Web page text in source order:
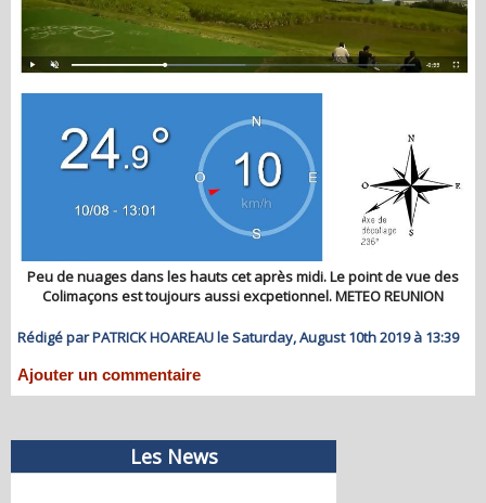
Peu de nuages dans les hauts cet après midi. Le point de vue des
Colimaçons est toujours aussi excpetionnel. METEO REUNION
Rédigé par PATRICK HOAREAU le Saturday, August 10th 2019 à 13:39
Ajouter un commentaire
Les News